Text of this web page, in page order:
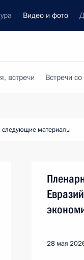
Видео и фото
встречи Встречи
следующие материалы
28 мая